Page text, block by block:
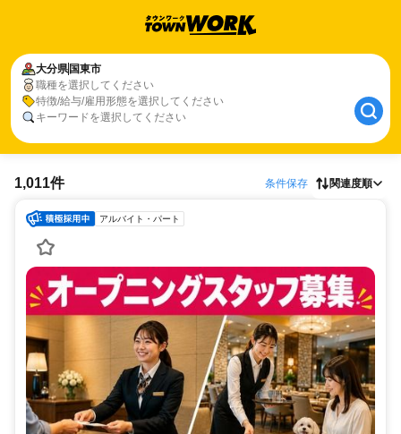
大分県 国東市
職種を選択してください
特徴/給与/雇用形態を選択してください
キーワードを選択してください
1,011件 条件保存 関連度順
アルバイト・パート